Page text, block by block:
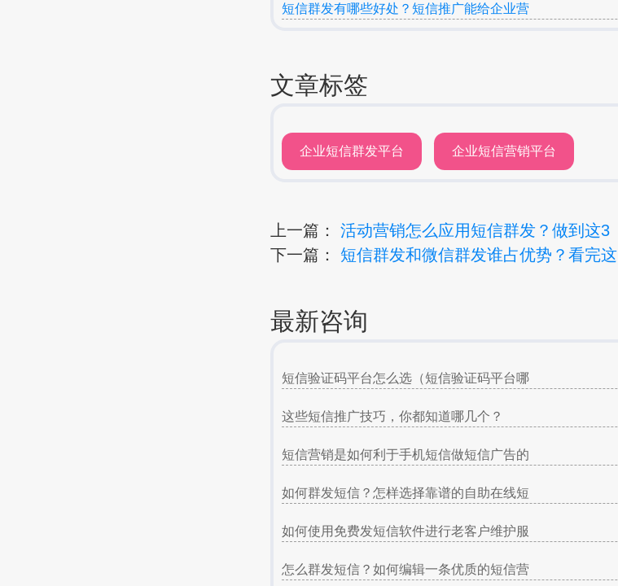
短信群发有哪些好处？短信推广能给企业营
文章标签
企业短信群发平台 企业短信营销平台
上一篇： 活动营销怎么应用短信群发？做到这3
下一篇： 短信群发和微信群发谁占优势？看完这
最新咨询
短信验证码平台怎么选（短信验证码平台哪
这些短信推广技巧，你都知道哪几个？
短信营销是如何利于手机短信做短信广告的
如何群发短信？怎样选择靠谱的自助在线短
如何使用免费发短信软件进行老客户维护服
怎么群发短信？如何编辑一条优质的短信营